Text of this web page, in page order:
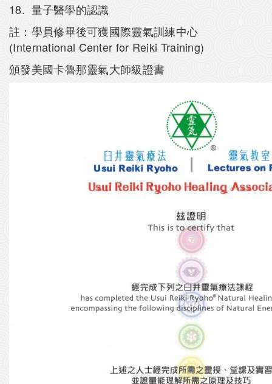
18. 量子醫學的認識
註：學員修畢後可獲國際靈氣訓練中心
(International Center for Reiki Training)
頒發美國卡魯那靈氣大師級證書